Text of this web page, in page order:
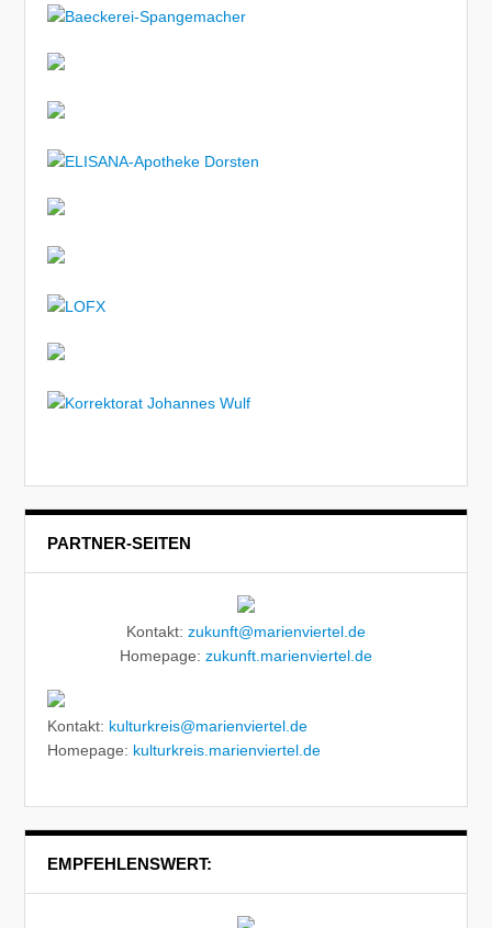
PARTNER-SEITEN
Kontakt: zukunft@marienviertel.de
Homepage: zukunft.marienviertel.de
Kontakt: kulturkreis@marienviertel.de
Homepage: kulturkreis.marienviertel.de
EMPFEHLENSWERT: